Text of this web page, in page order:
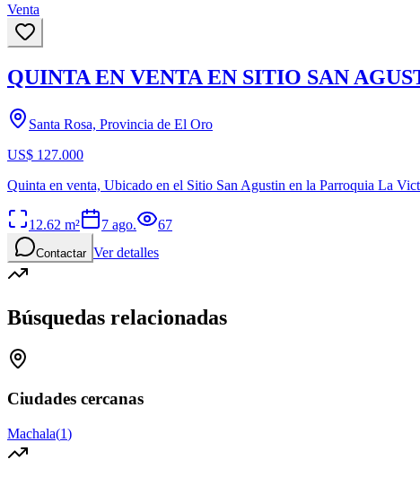
Venta
QUINTA EN VENTA EN SITIO SAN
Santa Rosa, Provincia de El Oro
US$ 127.000
Quinta en venta, Ubicado en el Sitio San Agustin en la Parroquia La
12.62 m² 7 ago. 67
Contactar Ver detalles
Búsquedas relacionadas
Ciudades cercanas
Machala(1)